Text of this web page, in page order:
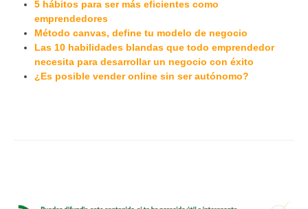
5 hábitos para ser más eficientes como
emprendedores
Método canvas, define tu modelo de negocio
Las 10 habilidades blandas que todo emprendedor
necesita para desarrollar un negocio con éxito
¿Es posible vender online sin ser autónomo?